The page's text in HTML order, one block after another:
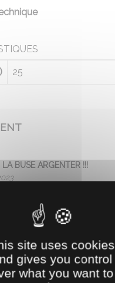
25
LA BUSE ARGENTER !!!
site uses cookies
gives you control
what you want to